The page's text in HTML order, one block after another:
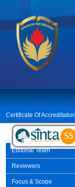
Certificate Of Accreditation
Editorial Team
Reviewers
Focus & Scope